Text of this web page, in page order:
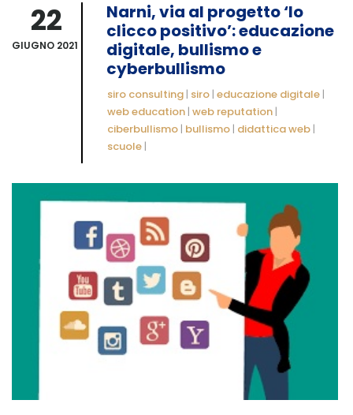
22
GIUGNO 2021
Narni, via al progetto ‘Io
clicco positivo’: educazione
digitale, bullismo e
cyberbullismo
siro consulting | siro | educazione digitale |
web education | web reputation |
ciberbullismo | bullismo | didattica web |
scuole |